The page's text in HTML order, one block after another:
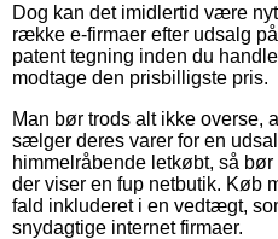
Dog kan det imidlertid være
række e-firmaer efter udsalg
patent tegning inden du
modtage den prisbilligste pris.
Man bør trods alt ikke overse,
sælger deres varer for en
himmelråbende letkøbt, så
der viser en fup netbutik. Køb
fald inkluderet i en vedtægt,
snydagtige internet firmaer.